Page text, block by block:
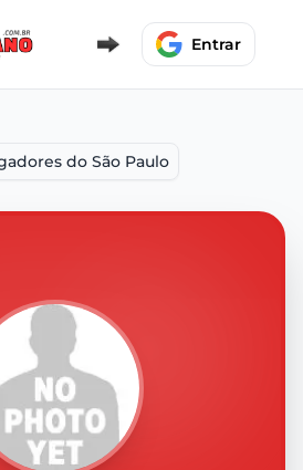
Entrar
do São Paulo